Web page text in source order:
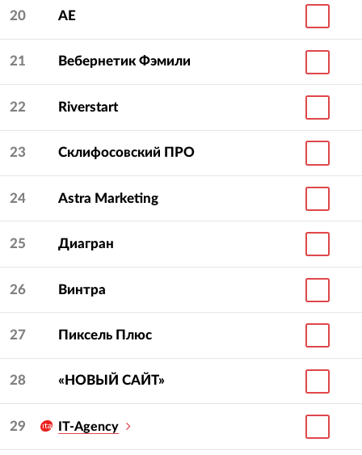
20 АЕ
21 Вебернетик Фэмили
22 Riverstart
23 Склифосовский ПРО
24 Astra Marketing
25 Диагран
26 Винтра
27 Пиксель Плюс
28 «НОВЫЙ САЙТ»
29 IT-Agency